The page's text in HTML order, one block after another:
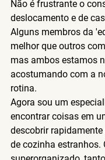
Não é frustrante o
deslocamento e de
Alguns membros da
melhor que outros
mas ambos estamos
acostumando com a
rotina.
Agora sou um
encontrar coisas em
descobrir
de cozinha estranhos.